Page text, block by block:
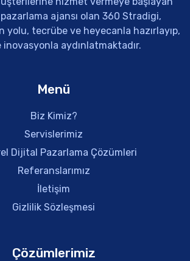
ajansı olan 360 Stradigi,
yolu, tecrübe ve heyecanla hazırlayıp,
inovasyonla aydınlatmaktadır.
Menü
Biz Kimiz?
Servislerimiz
Dijital Pazarlama Çözümleri
Referanslarımız
İletişim
Gizlilik Sözleşmesi
Çözümlerimiz